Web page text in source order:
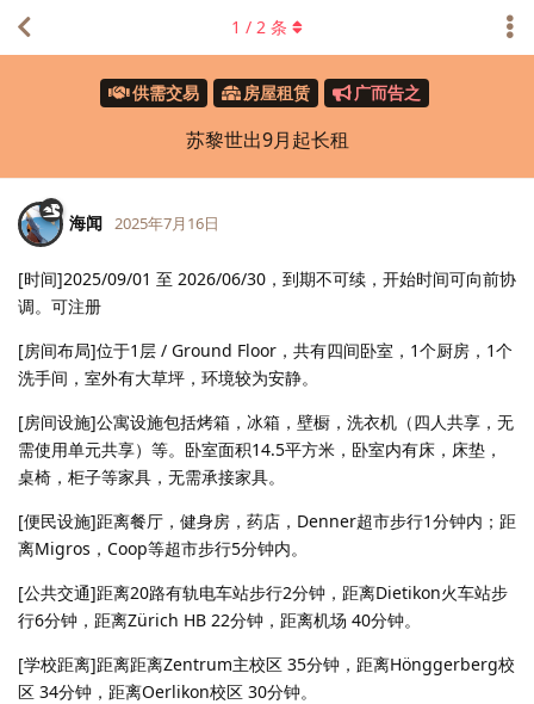
供需交易 房屋租赁 广而告之
苏黎世出9月起长租
1 / 2 条
海闻 2025年7月16日
[时间]2025/09/01 至 2026/06/30，到期不可续，开始时间可向前协
调。可注册
[房间布局]位于1层 / Ground Floor，共有四间卧室，1个厨房，1个
洗手间，室外有大草坪，环境较为安静。
[房间设施]公寓设施包括烤箱，冰箱，壁橱，洗衣机（四人共享，无
需使用单元共享）等。卧室面积14.5平方米，卧室内有床，床垫，
桌椅，柜子等家具，无需承接家具。
[便民设施]距离餐厅，健身房，药店，Denner超市步行1分钟内；距
离Migros，Coop等超市步行5分钟内。
[公共交通]距离20路有轨电车站步行2分钟，距离Dietikon火车站步
行6分钟，距离Zürich HB 22分钟，距离机场 40分钟。
[学校距离]距离距离Zentrum主校区 35分钟，距离Hönggerberg校
区 34分钟，距离Oerlikon校区 30分钟。